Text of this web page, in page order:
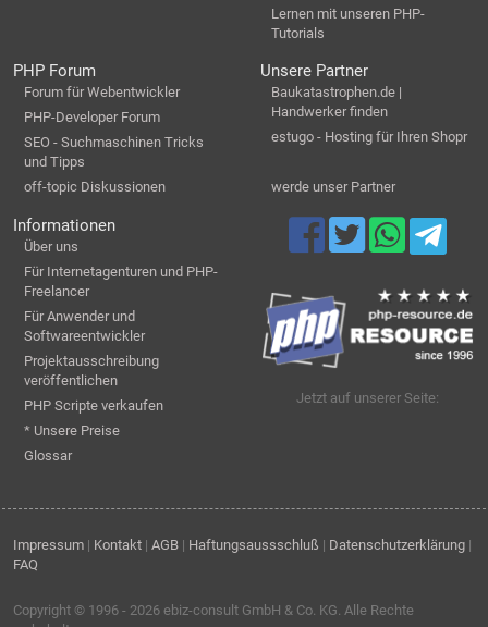
Lernen mit unseren PHP-
Tutorials
PHP Forum
Forum für Webentwickler
PHP-Developer Forum
SEO - Suchmaschinen Tricks
und Tipps
off-topic Diskussionen
Unsere Partner
Baukatastrophen.de |
Handwerker finden
estugo - Hosting für Ihren Shopr
werde unser Partner
Informationen
Über uns
Für Internetagenturen und PHP-
Freelancer
Für Anwender und
Softwareentwickler
Projektausschreibung
veröffentlichen
PHP Scripte verkaufen
* Unsere Preise
Glossar
Jetzt auf unserer Seite:
Impressum | Kontakt | AGB | Haftungsaussschluß | Datenschutzerklärung |
FAQ
Copyright © 1996 - 2026 ebiz-consult GmbH & Co. KG. Alle Rechte